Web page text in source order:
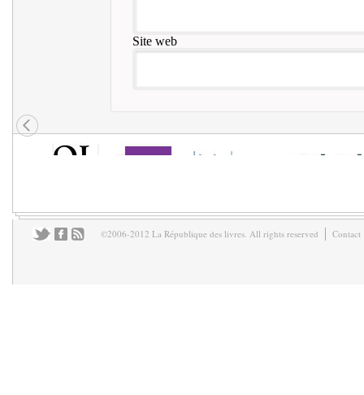
Site web
©2006-2012 La République des livres. All rights reserved Contact